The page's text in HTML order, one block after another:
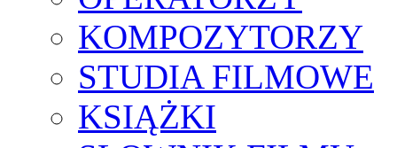
KOMPOZYTORZY
STUDIA FILMOWE
KSIĄŻKI